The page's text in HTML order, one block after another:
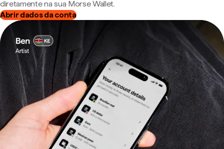
diretamente na sua Morse Wallet.
Abrir dados da conta